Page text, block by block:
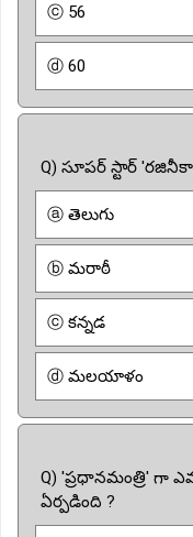
ⓒ 56
ⓓ 60
Q) సూపర్ స్టార్
ⓐ తెలుగు
ⓑ మరాఠీ
ⓒ కన్నడ
ⓓ మలయాళం
Q) 'ప్రధానమంత్రి' గా
ఏర్పడింది ?